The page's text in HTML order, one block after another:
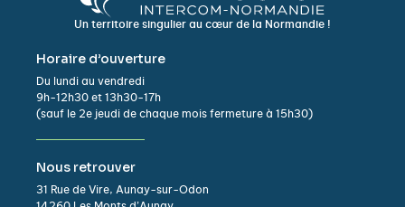
Un territoire singulier au cœur de la Normandie !
Horaire d’ouverture
Du lundi au vendredi
9h-12h30 et 13h30-17h
(sauf le 2e jeudi de chaque mois fermeture à 15h30)
Nous retrouver
31 Rue de Vire, Aunay-sur-Odon